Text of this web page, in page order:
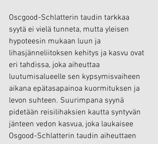
Oscgood-Schlatterin taudin tarkkaa
syytä ei vielä tunneta, mutta yleisen
hypoteesin mukaan luun ja
lihasjänneliitoksen kehitys ja kasvu ovat
eri tahdissa, joka aiheuttaa
luutumisalueelle sen kypsymisvaiheen
aikana epätasapainoa kuormituksen ja
levon suhteen. Suurimpana syynä
pidetään reisilihaksien kautta syntyvän
jänteen vedon kasvua, joka laukaisee
Osgood-Schlatterin taudin aiheuttaen